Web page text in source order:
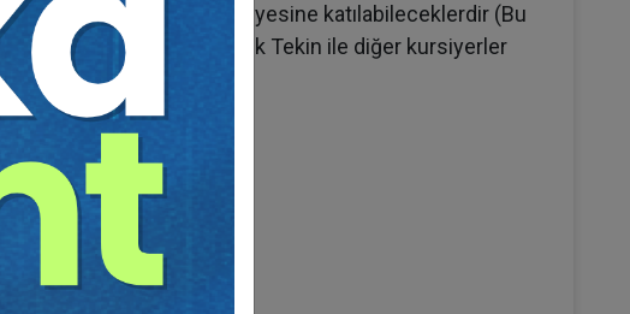
ileri seviye dilekçe atölyesine katılabileceklerdir (Bu
bu dilekçeler Av. M. Ufuk Tekin ile diğer kursiyerler